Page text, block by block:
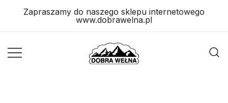
Zapraszamy do naszego sklepu internetowego
www.dobrawelna.pl